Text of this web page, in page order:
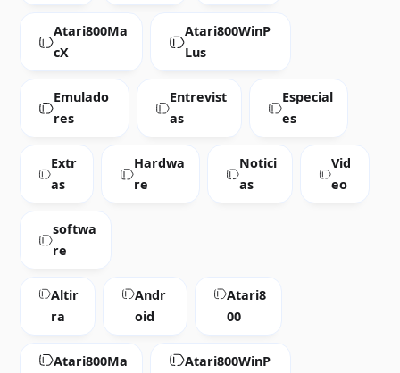
Atari800Ma
cX
Atari800WinP
Lus
Emulado
res
Entrevist
as
Especial
es
Extr
as
Hardwa
re
Notici
as
Vid
eo
softwa
re
Altir
ra
Andr
oid
Atari8
00
Atari800Ma
Atari800WinP